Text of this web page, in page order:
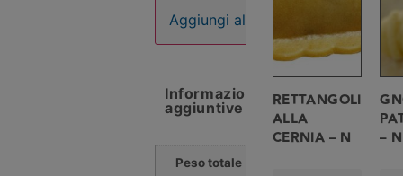
Aggiungi al carrello
Informazioni
aggiuntive
Peso totale
RETTANGOLI
ALLA
CERNIA – N
– N